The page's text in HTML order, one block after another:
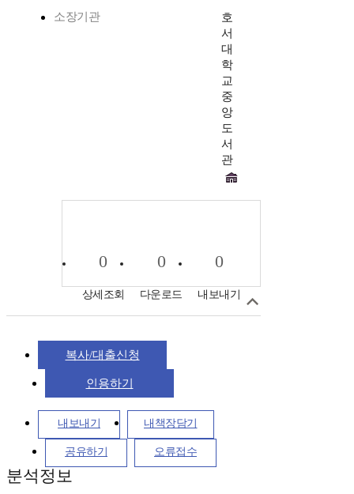
소장기관
호
서
대
학
교
중
앙
도
서
관
0
상세조회
0
다운로드
0
내보내기
복사/대출신청
인용하기
내보내기 내책장담기
공유하기 오류접수
분석정보